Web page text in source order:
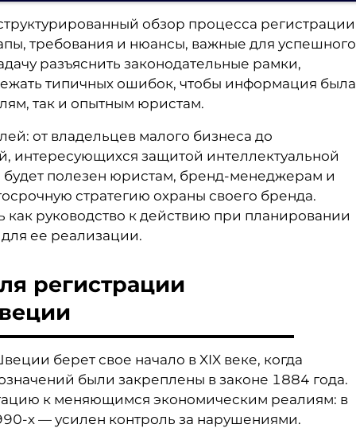
обзор процесса регистрации
требования и нюансы, важные для успешного
разъяснить законодательные рамки,
типичных ошибок, чтобы информация была
так и опытным юристам.
от владельцев малого бизнеса до
интересующихся защитой интеллектуальной
полезен юристам, бренд-менеджерам и
стратегию охраны своего бренда.
руководство к действию при планировании
ее реализации.
регистрации
берет свое начало в XIX веке, когда
были закреплены в законе 1884 года.
к меняющимся экономическим реалиям: в
х — усилен контроль за нарушениями.